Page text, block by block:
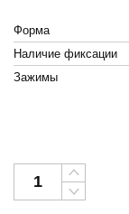
Форма
Наличие фиксации
Зажимы